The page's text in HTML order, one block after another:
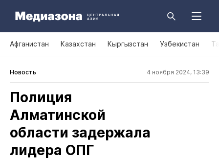
Афганистан Казахстан Кыргызстан Узбекистан
Новость 4 ноября 2024, 13:39
Полиция
Алматинской
области задержала
лидера ОПГ